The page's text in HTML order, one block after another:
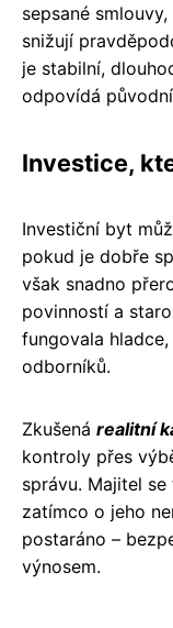
sepsané
snižují
je stabilní,
odpovídá
Investice,
Investiční byt
pokud je dobře
však snadno
povinností a
fungovala
odborníků.
Zkušená realitní
kontroly přes
správu. Majitel
zatímco o jeho
postaráno –
výnosem.